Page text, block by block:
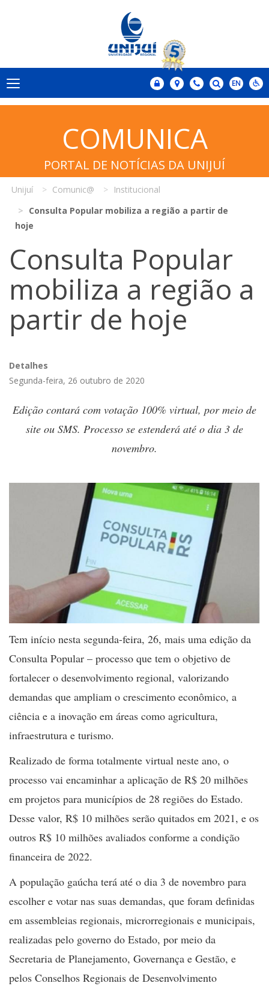
COMUNICA
PORTAL DE NOTÍCIAS DA UNIJUÍ
Unijuí Comunic@
Institucional
Consulta Popular mobiliza a região a partir de
hoje
Consulta Popular
mobiliza a região a
partir de hoje
Detalhes
Segunda-feira, 26 outubro de 2020
Edição contará com votação 100% virtual, por meio de
site ou SMS. Processo se estenderá até o dia 3 de
novembro.
Tem início nesta segunda-feira, 26, mais uma edição da
Consulta Popular – processo que tem o objetivo de
fortalecer o desenvolvimento regional, valorizando
demandas que ampliam o crescimento econômico, a
ciência e a inovação em áreas como agricultura,
infraestrutura e turismo.
Realizado de forma totalmente virtual neste ano, o
processo vai encaminhar a aplicação de R$ 20 milhões
em projetos para municípios de 28 regiões do Estado.
Desse valor, R$ 10 milhões serão quitados em 2021, e os
outros R$ 10 milhões avaliados conforme a condição
financeira de 2022.
A população gaúcha terá até o dia 3 de novembro para
escolher e votar nas suas demandas, que foram definidas
em assembleias regionais, microrregionais e municipais,
realizadas pelo governo do Estado, por meio da
Secretaria de Planejamento, Governança e Gestão, e
pelos Conselhos Regionais de Desenvolvimento